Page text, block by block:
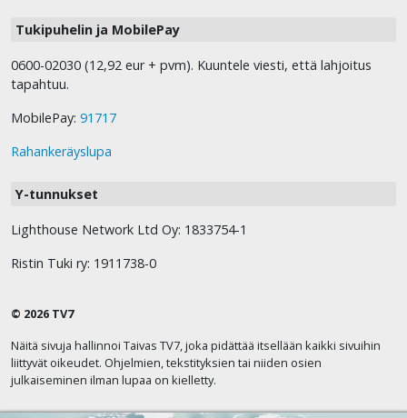
Tukipuhelin ja MobilePay
0600-02030 (12,92 eur + pvm). Kuuntele viesti, että lahjoitus
tapahtuu.
MobilePay: 91717
Rahankeräyslupa
Y-tunnukset
Lighthouse Network Ltd Oy: 1833754-1
Ristin Tuki ry: 1911738-0
© 2026 TV7
Näitä sivuja hallinnoi Taivas TV7, joka pidättää itsellään kaikki sivuihin
liittyvät oikeudet. Ohjelmien, tekstityksien tai niiden osien
julkaiseminen ilman lupaa on kielletty.